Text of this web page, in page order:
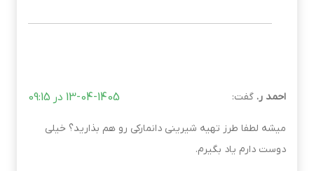
احمد ر. گفت: 13-04-1405 در 09:15
میشه لطفا طرز تهیه شیرینی دانمارکی رو هم بذارید؟ خیلی
دوست دارم یاد بگیرم.